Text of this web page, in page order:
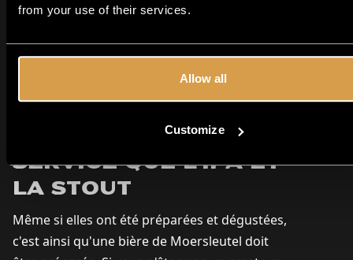
from your use of their services.
Allow all
Customize
produit et même
service que l'IPA et
la Stout
Même si elles ont été préparées et dégustées,
c'est ainsi qu'une bière de Moersleutel doit